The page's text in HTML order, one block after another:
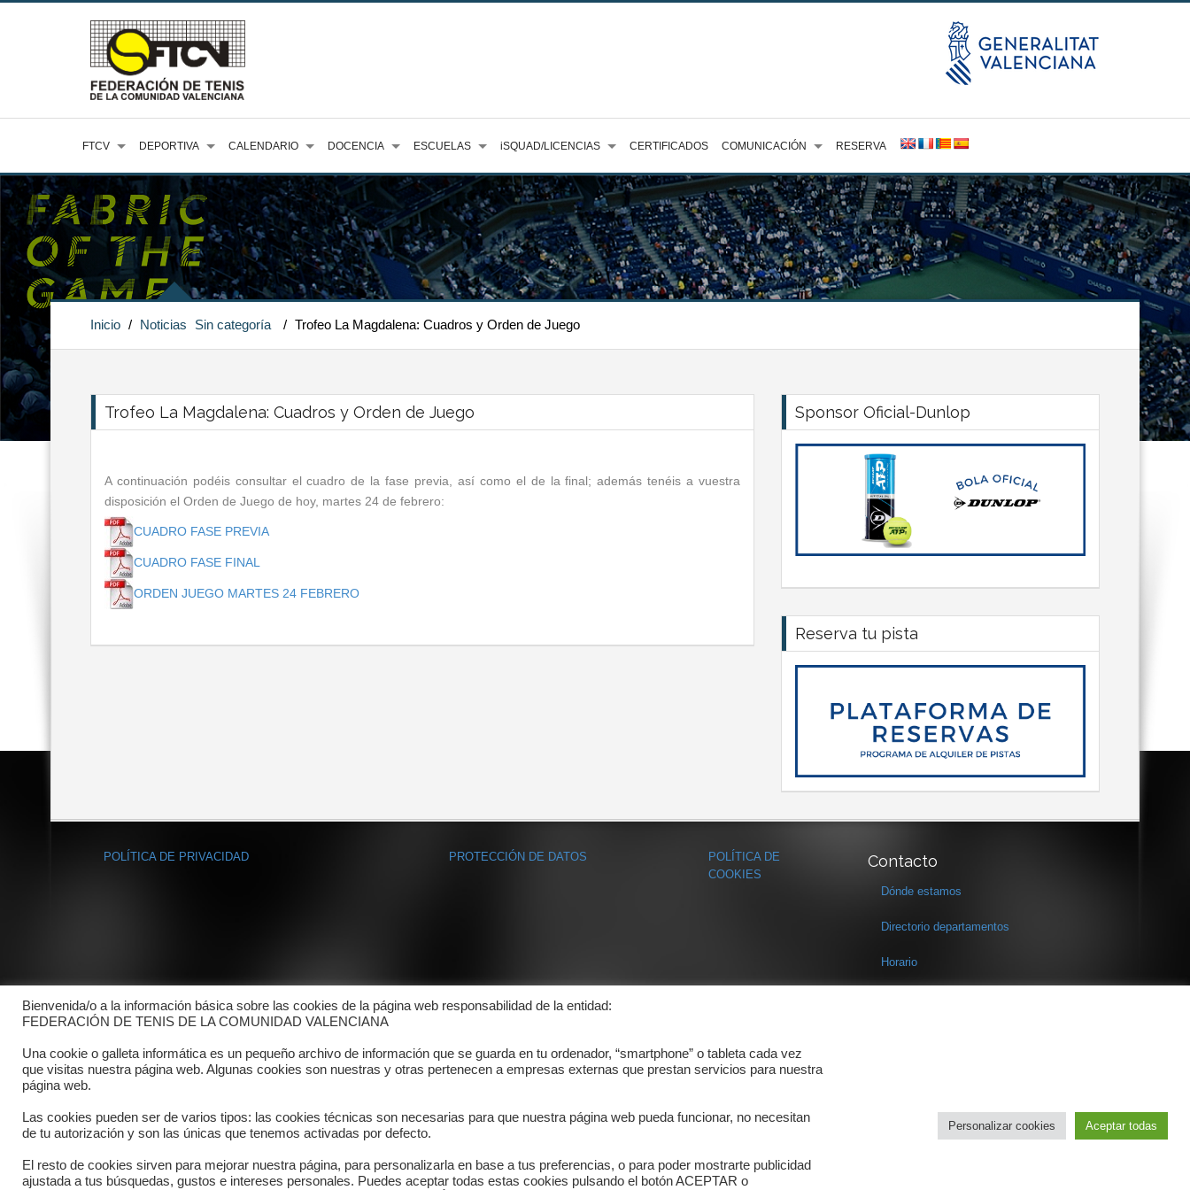
FTCV DEPORTIVA CALENDARIO DOCENCIA ESCUELAS iSQUAD/LICENCIAS CERTIFICADOS COMUNICACIÓN RESERVA
Inicio / Noticias Sin categoría / Trofeo La Magdalena: Cuadros y Orden de Juego
Trofeo La Magdalena: Cuadros y Orden de Juego
A continuación podéis consultar el cuadro de la fase previa, así como el de la final; además tenéis a vuestra
disposición el Orden de Juego de hoy, martes 24 de febrero:
CUADRO FASE PREVIA
CUADRO FASE FINAL
ORDEN JUEGO MARTES 24 FEBRERO
Sponsor Oficial-Dunlop
Reserva tu pista
POLÍTICA DE PRIVACIDAD PROTECCIÓN DE DATOS
POLÍTICA DE
COOKIES
Contacto
Dónde estamos
Directorio departamentos
Horario
Copyright © 2025 FTCV
Bienvenida/o a la información básica sobre las cookies de la página web responsabilidad de la entidad:
FEDERACIÓN DE TENIS DE LA COMUNIDAD VALENCIANA
Una cookie o galleta informática es un pequeño archivo de información que se guarda en tu ordenador, “smartphone” o tableta cada vez
que visitas nuestra página web. Algunas cookies son nuestras y otras pertenecen a empresas externas que prestan servicios para nuestra
página web.
Las cookies pueden ser de varios tipos: las cookies técnicas son necesarias para que nuestra página web pueda funcionar, no necesitan
de tu autorización y son las únicas que tenemos activadas por defecto.
El resto de cookies sirven para mejorar nuestra página, para personalizarla en base a tus preferencias, o para poder mostrarte publicidad
ajustada a tus búsquedas, gustos e intereses personales. Puedes aceptar todas estas cookies pulsando el botón ACEPTAR o
Personalizar cookies Aceptar todas